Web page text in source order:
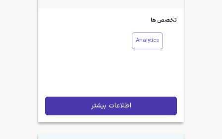
تخصص ها
Analytics
اطلاعات بیشتر